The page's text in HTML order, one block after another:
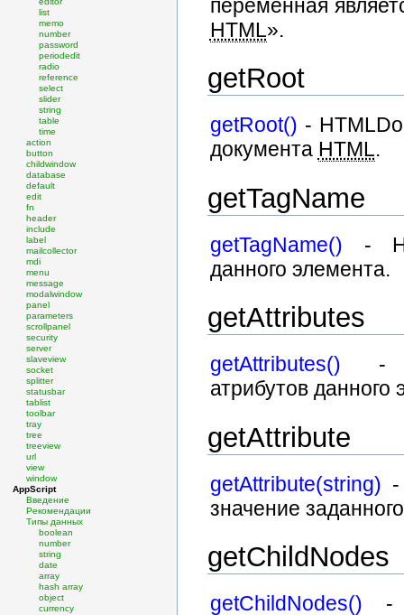
list
memo
number
password
periodedit
radio
reference
select
slider
string
table
time
action
button
childwindow
database
default
edit
fn
header
include
label
mailcollector
mdi
menu
message
modalwindow
panel
parameters
scrollpanel
security
server
slaveview
socket
splitter
statusbar
tablist
toolbar
tray
tree
treeview
url
view
window
AppScript
Введение
Рекомендации
Типы данных
boolean
number
string
date
array
hash array
object
currency
переменная
HTML».
getRoot
getRoot() -
документа HTML.
getTagName
getTagName() -
данного элемента.
getAttributes
getAttributes() -
атрибутов данного
getAttribute
getAttribute(string)
значение
getChildNodes
getChildNodes() -